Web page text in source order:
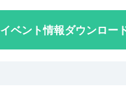
イベント情報ダウンロー